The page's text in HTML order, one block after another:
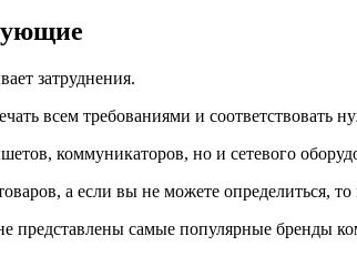
затруднения.
всем требованиями и соответствовать
коммуникаторов, но и сетевого
а если вы не можете определиться,
представлены самые популярные бренды